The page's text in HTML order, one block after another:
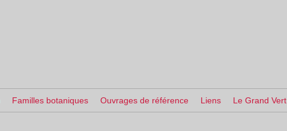
Familles botaniques Ouvrages de référence Liens Le Grand Vert